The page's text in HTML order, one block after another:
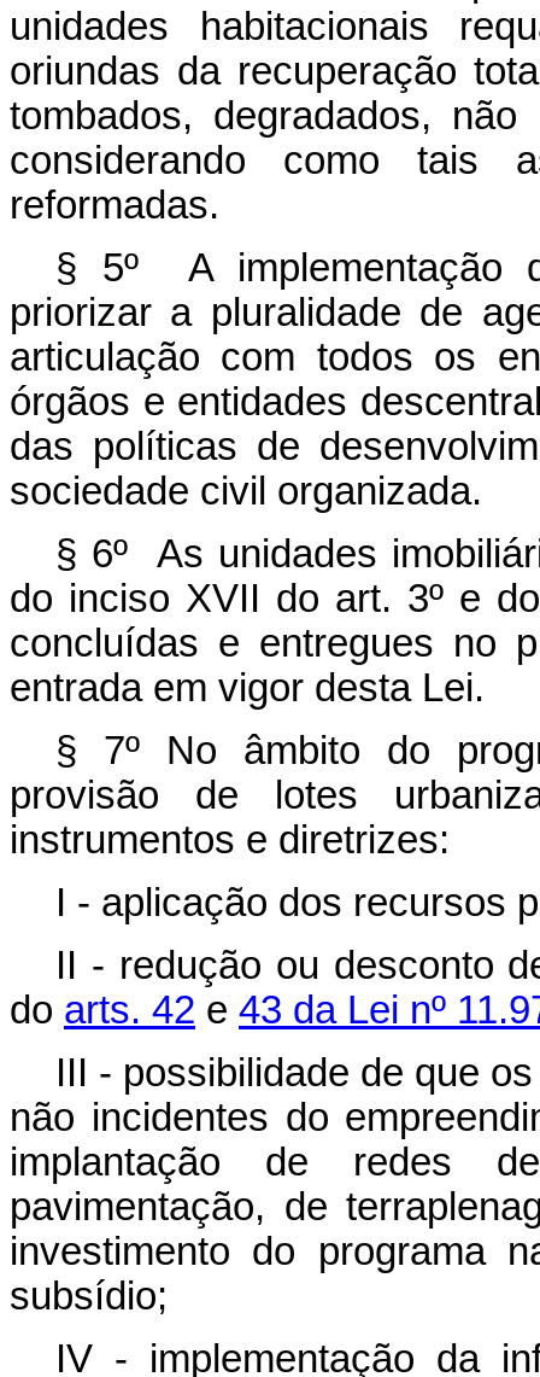
unidades habitacionais
oriundas da recuperação
tombados, degradados,
considerando como tais
reformadas.
§ 5º A implementação
priorizar a pluralidade de
articulação com todos os
órgãos e entidades
das políticas de
sociedade civil organizada.
§ 6º As unidades
do inciso XVII do art. 3º e
concluídas e entregues no
entrada em vigor desta Lei.
§ 7º No âmbito do
provisão de lotes
instrumentos e diretrizes:
I - aplicação dos recursos
II - redução ou desconto
do arts. 42 e 43 da Lei nº
III - possibilidade de que
não incidentes do
implantação de redes
pavimentação, de
investimento do programa
subsídio;
IV - implementação da